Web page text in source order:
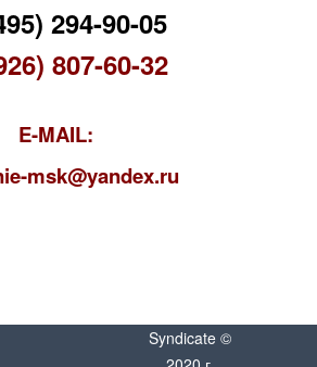
294-90-05
807-60-32
E-MAIL:
msk@yandex.ru
Syndicate ©